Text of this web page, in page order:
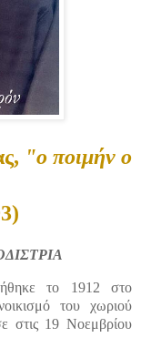
"ο ποιμήν ο
το 1912 στο
του χωριού
στις 19 Νοεμβρίου